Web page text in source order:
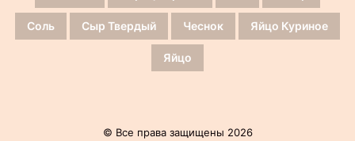
Соль Сыр Твердый Чеснок Яйцо Куриное
Яйцо
© Все права защищены 2026